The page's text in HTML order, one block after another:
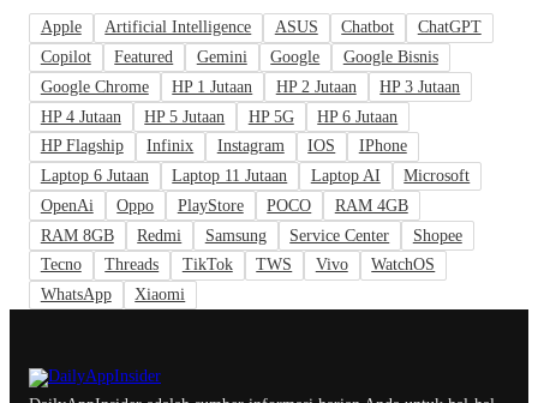
Apple Artificial Intelligence ASUS Chatbot
ChatGPT
Copilot
Featured Gemini Google
Google Bisnis
Google Chrome
HP 1 Jutaan HP 2 Jutaan
HP 3 Jutaan
HP 4 Jutaan
HP 5 Jutaan HP 5G
HP 6 Jutaan
HP Flagship
Infinix Instagram IOS
IPhone
Laptop 6 Jutaan
Laptop 11 Jutaan Laptop AI
Microsoft
OpenAi
Oppo PlayStore POCO
RAM 4GB
RAM 8GB
Redmi Samsung Service Center
Shopee
Tecno
Threads TikTok TWS Vivo
WatchOS
WhatsApp
Xiaomi